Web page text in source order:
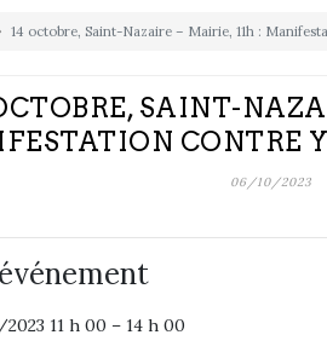
14 octobre, Saint-Nazaire – Mairie, 11h :
SAINT-
CONTRE
06/10/2023
11 h 00 – 14 h 00